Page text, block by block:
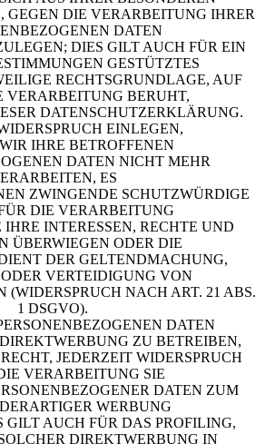
GEGEN DIE VERARBEITUNG IHRER
DATEN
DIES GILT AUCH FÜR EIN
GESTÜTZTES
RECHTSGRUNDLAGE, AUF
VERARBEITUNG BERUHT,
DATENSCHUTZERKLÄRUNG.
EINLEGEN,
IHRE BETROFFENEN
DATEN NICHT MEHR
ES
ZWINGENDE SCHUTZWÜRDIGE
DIE VERARBEITUNG
INTERESSEN, RECHTE UND
ÜBERWIEGEN ODER DIE
DER GELTENDMACHUNG,
VERTEIDIGUNG VON
(WIDERSPRUCH NACH ART. 21 ABS.
1 DSGVO).
DATEN
ZU BETREIBEN,
JEDERZEIT WIDERSPRUCH
VERARBEITUNG SIE
DATEN ZUM
WERBUNG
GILT AUCH FÜR DAS PROFILING,
DIREKTWERBUNG IN